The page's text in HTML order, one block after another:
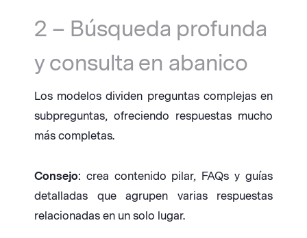
2 – Búsqueda profunda
y consulta en abanico
Los modelos dividen preguntas complejas en
subpreguntas, ofreciendo respuestas mucho
más completas.
Consejo: crea contenido pilar, FAQs y guías
detalladas que agrupen varias respuestas
relacionadas en un solo lugar.